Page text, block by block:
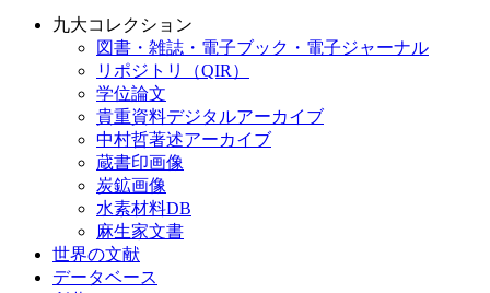
九大コレクション
図書・雑誌・電子ブック・電子ジャーナル
リポジトリ（QIR）
学位論文
貴重資料デジタルアーカイブ
中村哲著述アーカイブ
蔵書印画像
炭鉱画像
水素材料DB
麻生家文書
世界の文献
データベース